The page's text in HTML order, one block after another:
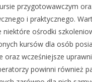
przygotowawczym
i praktycznego.
niektóre ośrodki
kursów dla osób
oraz wcześniejsze
powinni również